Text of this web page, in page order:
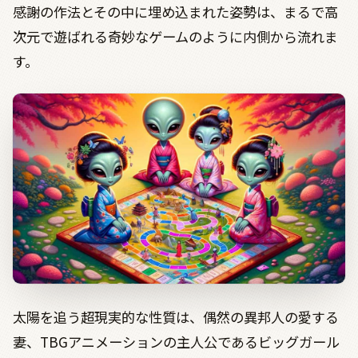
感謝の作法とその中に埋め込まれた姿勢は、まるで高
次元で遊ばれる奇妙なゲームのように内側から流れま
す。
太陽を追う超現実的な性質は、偶然の異邦人の愛する
妻、 TBGアニメーションの主人公であるビッグガール